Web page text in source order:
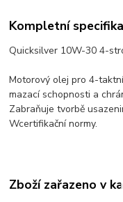
Kompletní
Quicksilver 10W-30 4-
Motorový olej pro 4-
mazací schopnosti a
Zabraňuje tvorbě
Wcertifikační normy.
Zboží zařazeno v